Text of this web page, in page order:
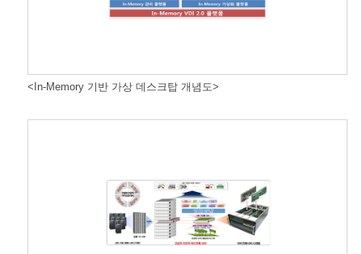
<In-Memory 기반 가상 데스크탑 개념도>